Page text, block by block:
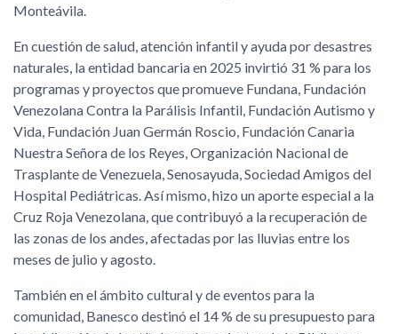
Monteávila.
En cuestión de salud, atención infantil y ayuda por desastres
naturales, la entidad bancaria en 2025 invirtió 31 % para los
programas y proyectos que promueve Fundana, Fundación
Venezolana Contra la Parálisis Infantil, Fundación Autismo y
Vida, Fundación Juan Germán Roscio, Fundación Canaria
Nuestra Señora de los Reyes, Organización Nacional de
Trasplante de Venezuela, Senosayuda, Sociedad Amigos del
Hospital Pediátricas. Así mismo, hizo un aporte especial a la
Cruz Roja Venezolana, que contribuyó a la recuperación de
las zonas de los andes, afectadas por las lluvias entre los
meses de julio y agosto.
También en el ámbito cultural y de eventos para la
comunidad, Banesco destinó el 14 % de su presupuesto para